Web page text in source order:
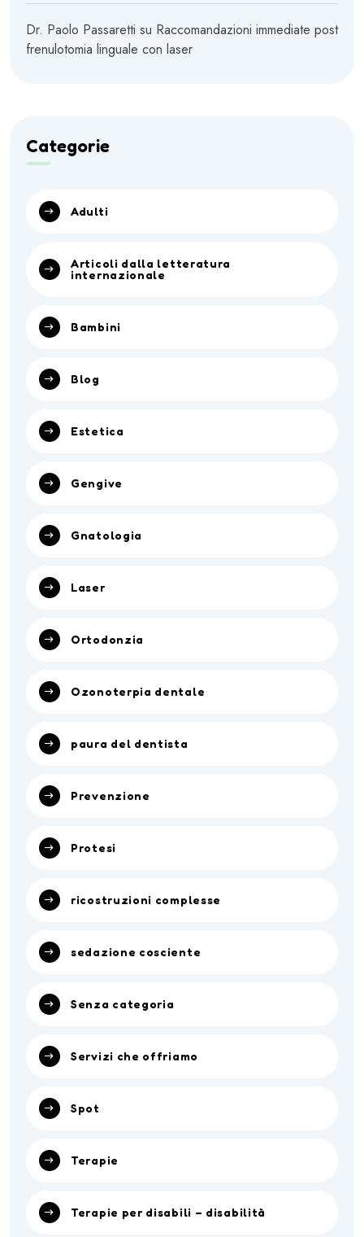
Dr. Paolo Passaretti su Raccomandazioni immediate post
frenulotomia linguale con laser
Categorie
Adulti
Articoli dalla letteratura
internazionale
Bambini
Blog
Estetica
Gengive
Gnatologia
Laser
Ortodonzia
Ozonoterpia dentale
paura del dentista
Prevenzione
Protesi
ricostruzioni complesse
sedazione cosciente
Senza categoria
Servizi che offriamo
Spot
Terapie
Terapie per disabili – disabilità